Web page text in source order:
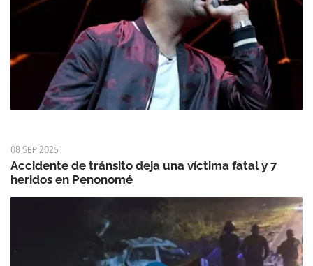
08 SEP 2025
Accidente de tránsito deja una víctima fatal y 7
heridos en Penonomé